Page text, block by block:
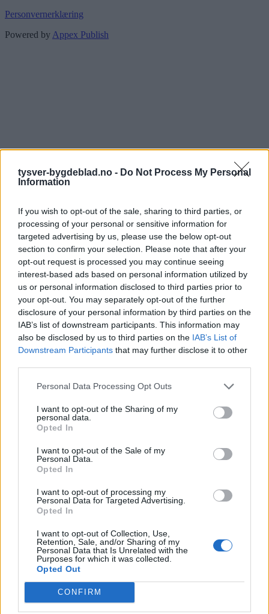
tysver-bygdeblad.no - Do Not Process My Personal
Information
If you wish to opt-out of the sale, sharing to third parties, or
processing of your personal or sensitive information for
targeted advertising by us, please use the below opt-out
section to confirm your selection. Please note that after your
opt-out request is processed you may continue seeing
interest-based ads based on personal information utilized by
us or personal information disclosed to third parties prior to
your opt-out. You may separately opt-out of the further
disclosure of your personal information by third parties on the
IAB’s list of downstream participants. This information may
also be disclosed by us to third parties on the IAB’s List of
Downstream Participants that may further disclose it to other
Personal Data Processing Opt Outs
I want to opt-out of the Sharing of my
personal data.
Opted In
I want to opt-out of the Sale of my
Personal Data.
Opted In
I want to opt-out of processing my
Personal Data for Targeted Advertising.
Opted In
I want to opt-out of Collection, Use,
Retention, Sale, and/or Sharing of my
Personal Data that Is Unrelated with the
Purposes for which it was collected.
Opted Out
CONFIRM
Personvernerklæring
Powered byAppex Publish